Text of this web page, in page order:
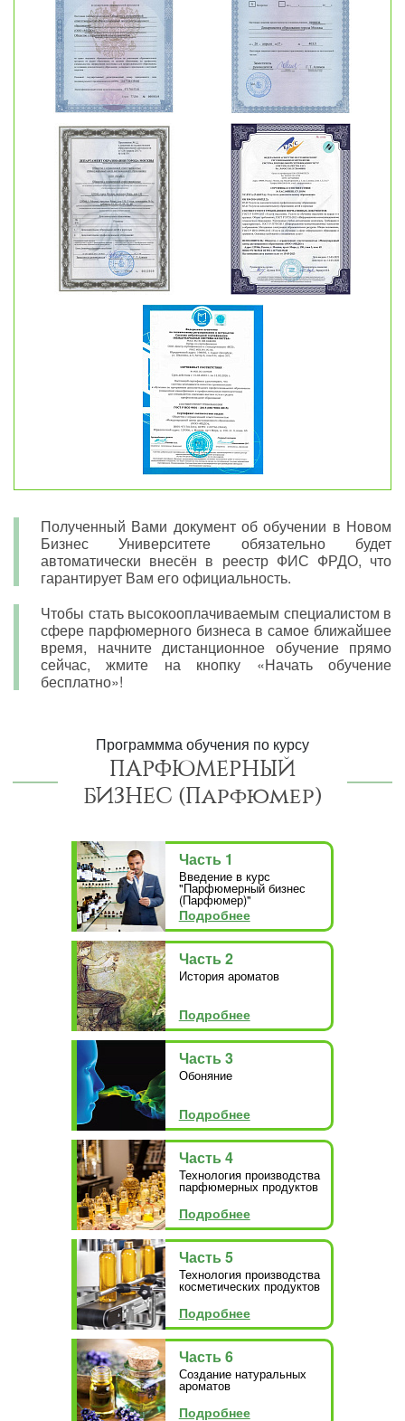
Полученный Вами документ об обучении в Новом
Бизнес Университете обязательно будет
автоматически внесён в реестр ФИС ФРДО, что
гарантирует Вам его официальность.
Чтобы стать высокооплачиваемым специалистом в
сфере парфюмерного бизнеса в самое ближайшее
время, начните дистанционное обучение прямо
сейчас, жмите на кнопку «Начать обучение
бесплатно»!
Программма обучения по курсу
ПАРФЮМЕРНЫЙ
БИЗНЕС (Парфюмер)
Часть 1
Введение в курс
"Парфюмерный бизнес
(Парфюмер)"
Подробнее
Часть 2
История ароматов
Подробнее
Часть 3
Обоняние
Подробнее
Часть 4
Технология производства
парфюмерных продуктов
Подробнее
Часть 5
Технология производства
косметических продуктов
Подробнее
Часть 6
Создание натуральных
ароматов
Подробнее